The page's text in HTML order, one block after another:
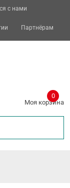
с нами
Партнёрам
Моя корзина
0